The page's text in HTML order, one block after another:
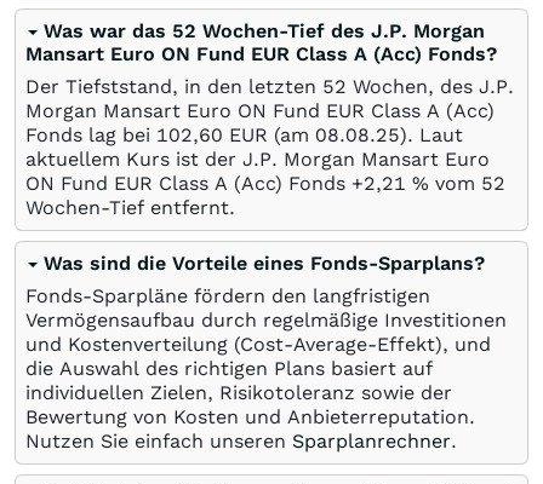
Was war das 52 Wochen-Tief des J.P. Morgan
Mansart Euro ON Fund EUR Class A (Acc) Fonds?
Der Tiefststand, in den letzten 52 Wochen, des J.P.
Morgan Mansart Euro ON Fund EUR Class A (Acc)
Fonds lag bei 102,60 EUR (am 08.08.25). Laut
aktuellem Kurs ist der J.P. Morgan Mansart Euro
ON Fund EUR Class A (Acc) Fonds +2,21 % vom 52
Wochen-Tief entfernt.
Was sind die Vorteile eines Fonds-Sparplans?
Fonds-Sparpläne fördern den langfristigen
Vermögensaufbau durch regelmäßige Investitionen
und Kostenverteilung (Cost-Average-Effekt), und
die Auswahl des richtigen Plans basiert auf
individuellen Zielen, Risikotoleranz sowie der
Bewertung von Kosten und Anbieterreputation.
Nutzen Sie einfach unseren Sparplanrechner.